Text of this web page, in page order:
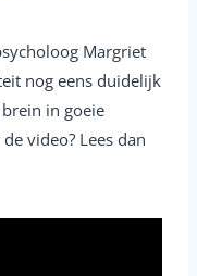
Margriet
nog eens duidelijk
in goeie
video? Lees dan